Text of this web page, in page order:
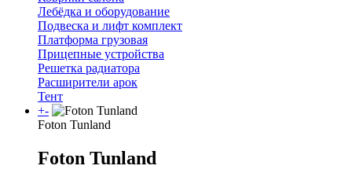
Лебёдка и оборудование
Подвеска и лифт комплект
Платформа грузовая
Прицепные устройства
Решетка радиатора
Расширители арок
Тент
+-
Foton Tunland
Foton Tunland